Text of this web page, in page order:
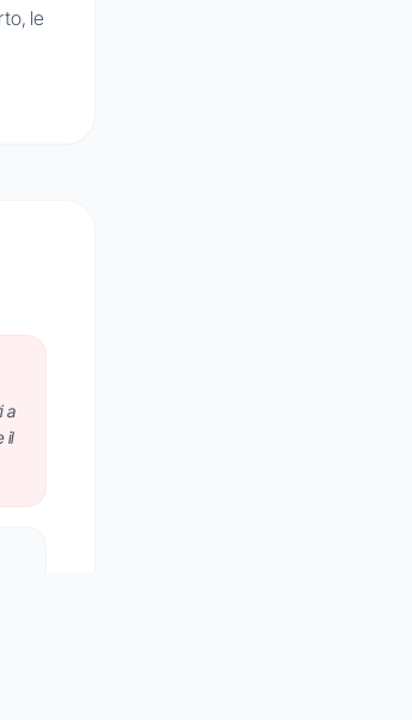
le
a
il